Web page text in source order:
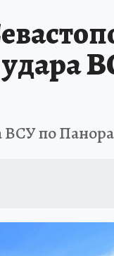
ВСУ по